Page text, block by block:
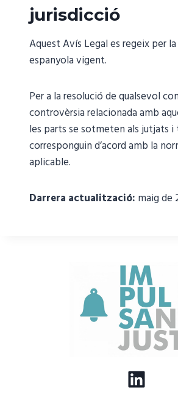
jurisdicció
Aquest Avís Legal es regeix per
espanyola vigent.
Per a la resolució de qualsevol
controvèrsia relacionada amb
les parts se sotmeten als jutjats i
corresponguin d’acord amb la
aplicable.
Darrera actualització: maig de